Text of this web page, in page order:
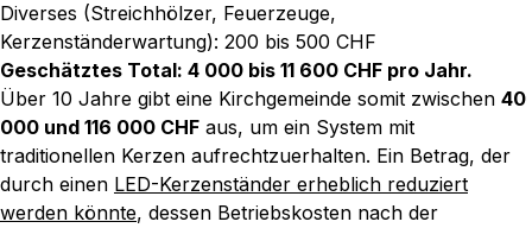
Diverses (Streichhölzer, Feuerzeuge,
Kerzenständerwartung): 200 bis 500 CHF
Geschätztes Total: 4 000 bis 11 600 CHF pro Jahr.
Über 10 Jahre gibt eine Kirchgemeinde somit zwischen 40
000 und 116 000 CHF aus, um ein System mit
traditionellen Kerzen aufrechtzuerhalten. Ein Betrag, der
durch einen LED-Kerzenständer erheblich reduziert
werden könnte, dessen Betriebskosten nach der